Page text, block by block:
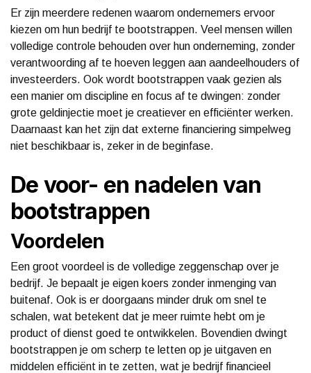
Er zijn meerdere redenen waarom ondernemers ervoor
kiezen om hun bedrijf te bootstrappen. Veel mensen willen
volledige controle behouden over hun onderneming, zonder
verantwoording af te hoeven leggen aan aandeelhouders of
investeerders. Ook wordt bootstrappen vaak gezien als
een manier om discipline en focus af te dwingen: zonder
grote geldinjectie moet je creatiever en efficiënter werken.
Daarnaast kan het zijn dat externe financiering simpelweg
niet beschikbaar is, zeker in de beginfase.
De voor- en nadelen van
bootstrappen
Voordelen
Een groot voordeel is de volledige zeggenschap over je
bedrijf. Je bepaalt je eigen koers zonder inmenging van
buitenaf. Ook is er doorgaans minder druk om snel te
schalen, wat betekent dat je meer ruimte hebt om je
product of dienst goed te ontwikkelen. Bovendien dwingt
bootstrappen je om scherp te letten op je uitgaven en
middelen efficiënt in te zetten, wat je bedrijf financieel